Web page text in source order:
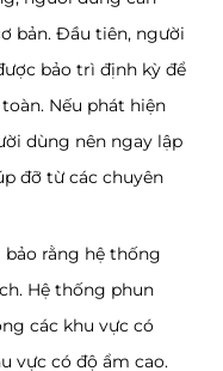
bản. Đầu tiên, người
bảo trì định kỳ để
Nếu phát hiện
dùng nên ngay lập
đỡ từ các chuyên
rằng hệ thống
Hệ thống phun
các khu vực có
vực có độ ẩm cao.